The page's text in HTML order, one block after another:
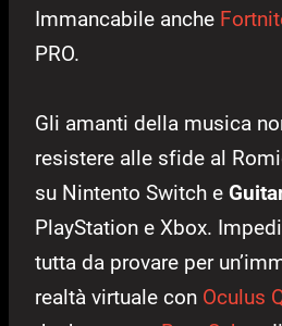
Immancabile anche
PRO.
Gli amanti della musica
resistere alle sfide al
su Nintento Switch e
PlayStation e Xbox.
tutta da provare per
realtà virtuale con Oculus